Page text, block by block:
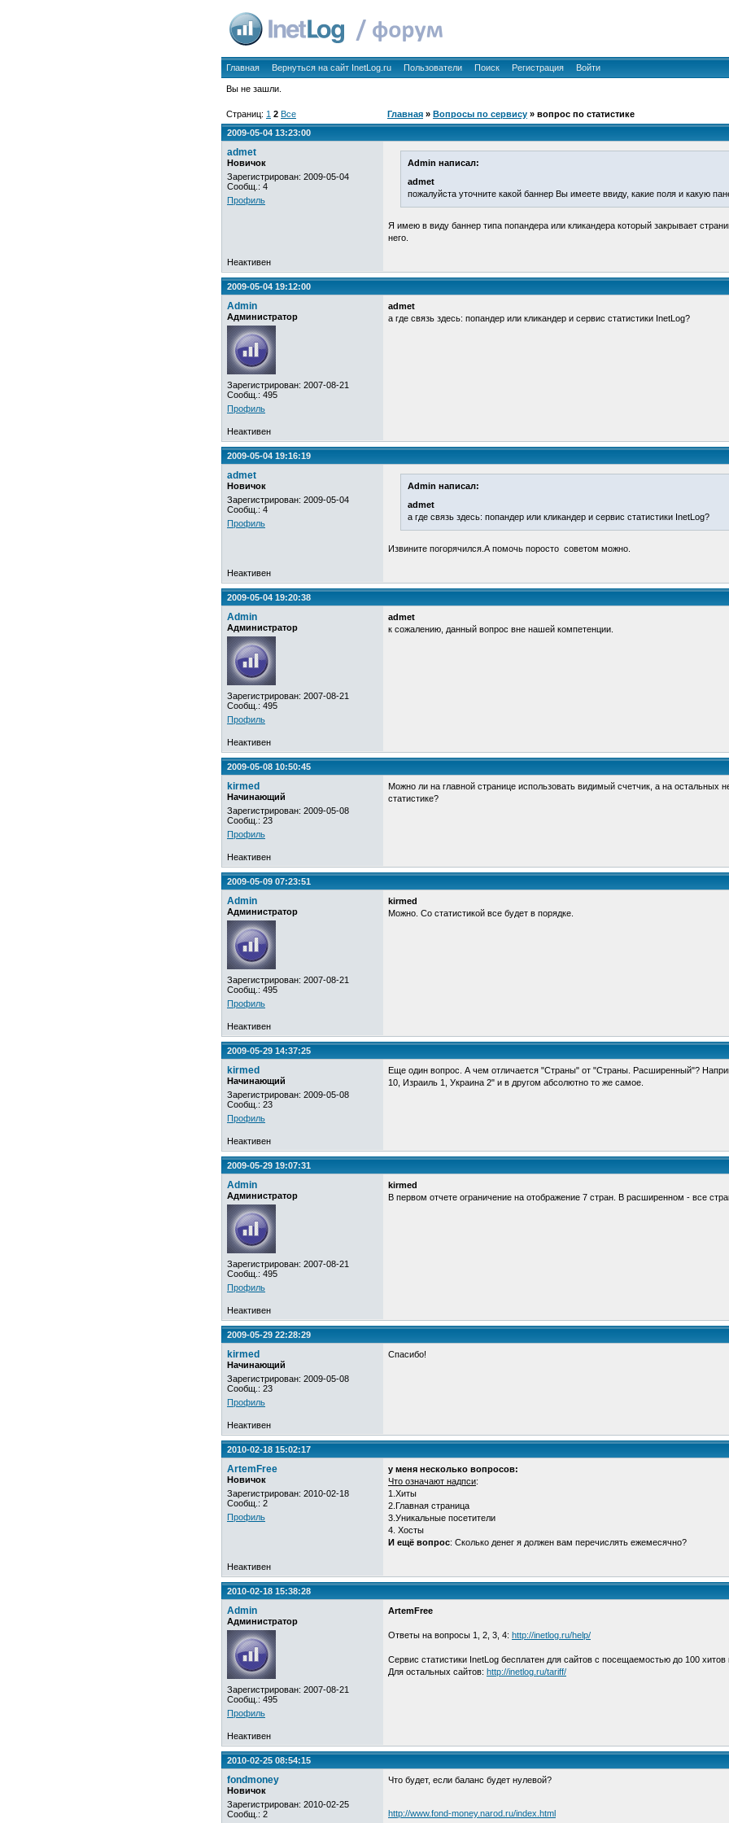
Главная Вернуться на сайт InetLog.ru Пользователи Поиск Регистрация Войти
Вы не зашли.
Страниц: 1 2 Все Главная » Вопросы по сервису » вопрос по статистике
2009-05-04 13:23:00
admet
Новичок
Зарегистрирован: 2009-05-04
Сообщ.: 4
Профиль
Admin написал:
admet
пожалуйста уточните какой баннер Вы имеете ввиду, какие поля и какую
Я имею в виду баннер типа попандера или кликандера который закрывает
него.
Неактивен
2009-05-04 19:12:00
Admin
Администратор
Зарегистрирован: 2007-08-21
Сообщ.: 495
Профиль
admet
а где связь здесь: попандер или кликандер и сервис статистики InetLog?
Неактивен
2009-05-04 19:16:19
admet
Новичок
Зарегистрирован: 2009-05-04
Сообщ.: 4
Профиль
Admin написал:
admet
а где связь здесь: попандер или кликандер и сервис статистики InetLog?
Извините погорячился.А помочь поросто советом можно.
Неактивен
2009-05-04 19:20:38
Admin
Администратор
Зарегистрирован: 2007-08-21
Сообщ.: 495
Профиль
admet
к сожалению, данный вопрос вне нашей компетенции.
Неактивен
2009-05-08 10:50:45
kirmed
Начинающий
Зарегистрирован: 2009-05-08
Сообщ.: 23
Профиль
Можно ли на главной странице использовать видимый счетчик, а на остальных
статистике?
Неактивен
2009-05-09 07:23:51
Admin
Администратор
Зарегистрирован: 2007-08-21
Сообщ.: 495
Профиль
kirmed
Можно. Со статистикой все будет в порядке.
Неактивен
2009-05-29 14:37:25
kirmed
Начинающий
Зарегистрирован: 2009-05-08
Сообщ.: 23
Профиль
Еще один вопрос. А чем отличается "Страны" от "Страны. Расширенный"?
10, Израиль 1, Украина 2" и в другом абсолютно то же самое.
Неактивен
2009-05-29 19:07:31
Admin
Администратор
Зарегистрирован: 2007-08-21
Сообщ.: 495
Профиль
kirmed
В первом отчете ограничение на отображение 7 стран. В расширенном - все
Неактивен
2009-05-29 22:28:29
kirmed
Начинающий
Зарегистрирован: 2009-05-08
Сообщ.: 23
Профиль
Спасибо!
Неактивен
2010-02-18 15:02:17
ArtemFree
Новичок
Зарегистрирован: 2010-02-18
Сообщ.: 2
Профиль
у меня несколько вопросов:
Что означают надпси:
1.Хиты
2.Главная страница
3.Уникальные посетители
4. Хосты
И ещё вопрос: Сколько денег я должен вам перечислять ежемесячно?
Неактивен
2010-02-18 15:38:28
Admin
Администратор
Зарегистрирован: 2007-08-21
Сообщ.: 495
Профиль
ArtemFree
Ответы на вопросы 1, 2, 3, 4: http://inetlog.ru/help/
Сервис статистики InetLog бесплатен для сайтов с посещаемостью до 100 хитов
Для остальных сайтов: http://inetlog.ru/tariff/
Неактивен
2010-02-25 08:54:15
fondmoney
Новичок
Зарегистрирован: 2010-02-25
Сообщ.: 2
Что будет, если баланс будет нулевой?
http://www.fond-money.narod.ru/index.html